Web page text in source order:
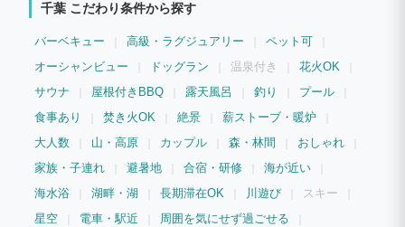
千葉 こだわり条件から探す
バーベキュー 高級・ラグジュアリー
ペット可
オーシャンビュー
ドッグラン 温泉付き
花火OK
サウナ
屋根付きBBQ 露天風呂 釣り
プール
食事あり
焚き火OK 絶景
薪ストーブ・暖炉
大人数
山・高原 カップル 森・林間
おしゃれ
家族・子連れ
避暑地 合宿・研修
海が近い
海水浴
湖畔・湖 長期滞在OK 川遊び
スキー
星空
電車・駅近
周囲を気にせず過ごせる